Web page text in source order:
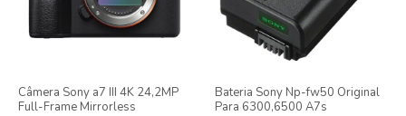
Câmera Sony a7 III 4K 24,2MP
Full-Frame Mirrorless
Bateria Sony Np-fw50 Original
Para 6300,6500 A7s